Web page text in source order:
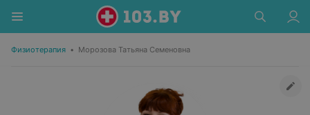
Физиотерапия • Морозова Татьяна Семеновна